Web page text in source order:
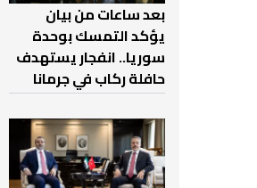
بعد ساعات من بيان
يؤكد التمسك بوحدة
سوريا.. انفجار يستهدف
حافلة ركاب في جرمانا